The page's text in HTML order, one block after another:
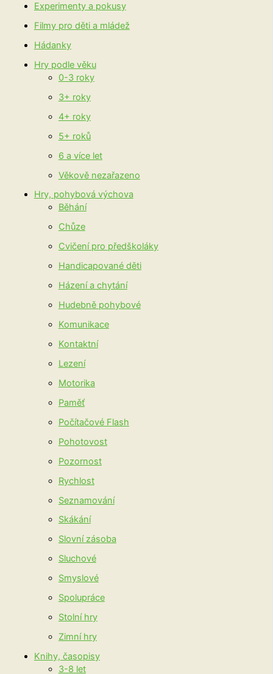
Experimenty a pokusy
Filmy pro děti a mládež
Hádanky
Hry podle věku
0-3 roky
3+ roky
4+ roky
5+ roků
6 a více let
Věkově nezařazeno
Hry, pohybová výchova
Běhání
Chůze
Cvičení pro předškoláky
Handicapované děti
Házení a chytání
Hudebně pohybové
Komunikace
Kontaktní
Lezení
Motorika
Paměť
Počítačové Flash
Pohotovost
Pozornost
Rychlost
Seznamování
Skákání
Slovní zásoba
Sluchové
Smyslové
Spolupráce
Stolní hry
Zimní hry
Knihy, časopisy
3-8 let